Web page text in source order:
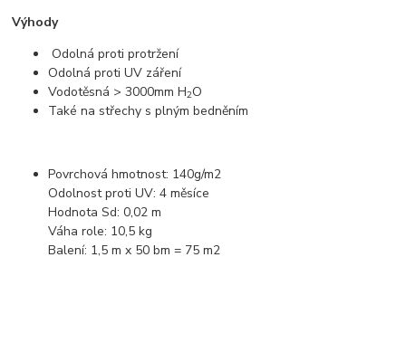
Výhody
Odolná proti protržení
Odolná proti UV záření
Vodotěsná > 3000mm H2O
Také na střechy s plným bedněním
Povrchová hmotnost: 140g/m2
Odolnost proti UV: 4 měsíce
Hodnota Sd: 0,02 m
Váha role: 10,5 kg
Balení: 1,5 m x 50 bm = 75 m2